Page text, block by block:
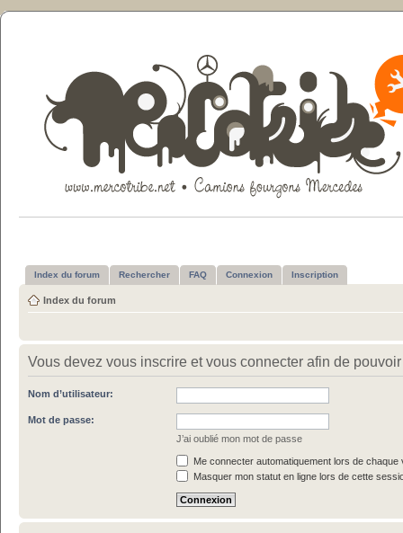
Index du forum Rechercher FAQ Connexion Inscription
Index du forum
Vous devez vous inscrire et vous connecter afin de
Nom d’utilisateur:
Mot de passe:
J’ai oublié mon mot de passe
Me connecter automatiquement lors de chaque
Masquer mon statut en ligne lors de cette